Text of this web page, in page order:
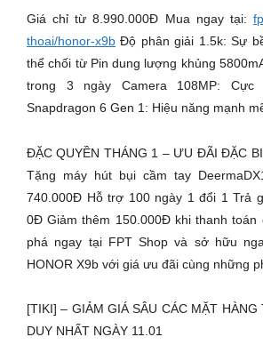
Giá chỉ từ 8.990.000Đ Mua ngay tại:
thoai/honor-x9b Độ phân giải 1.5k: Sự
thể chối từ Pin dung lượng khủng
trong 3 ngày Camera 108MP:
Snapdragon 6 Gen 1: Hiệu năng mạnh
ĐẶC QUYỀN THÁNG 1 – ƯU ĐÃI ĐẶC
Tặng máy hút bụi cầm tay
740.000Đ Hỗ trợ 100 ngày 1 đổi 1 Trả
0Đ Giảm thêm 150.000Đ khi thanh toán
phá ngay tại FPT Shop và sở hữu
HONOR X9b với giá ưu đãi cùng những
[TIKI] – GIẢM GIÁ SÂU CÁC MẶT HÀNG
DUY NHẤT NGÀY 11.01